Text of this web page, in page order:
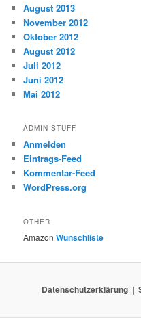
August 2013
November 2012
Oktober 2012
August 2012
Juli 2012
Juni 2012
Mai 2012
ADMIN STUFF
Anmelden
Eintrags-Feed
Kommentar-Feed
WordPress.org
OTHER
AmazonWunschliste
Datenschutzerklärung